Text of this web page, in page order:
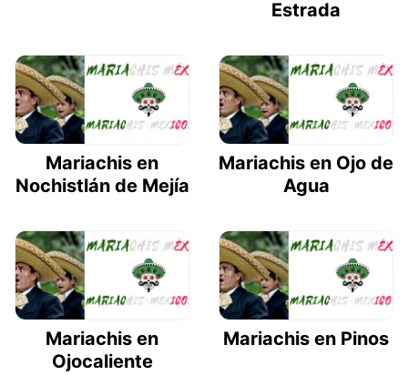
Estrada
Mariachis en
Nochistlán de Mejía
Mariachis en Ojo de
Agua
Mariachis en
Ojocaliente
Mariachis en Pinos